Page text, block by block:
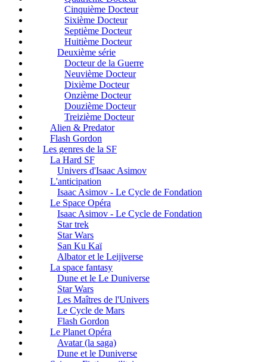
Cinquième Docteur
Sixième Docteur
Septième Docteur
Huitième Docteur
Deuxième série
Docteur de la Guerre
Neuvième Docteur
Dixième Docteur
Onzième Docteur
Douzième Docteur
Treizième Docteur
Alien & Predator
Flash Gordon
Les genres de la SF
La Hard SF
Univers d'Isaac Asimov
L'anticipation
Isaac Asimov - Le Cycle de Fondation
Le Space Opéra
Isaac Asimov - Le Cycle de Fondation
Star trek
Star Wars
San Ku Kaï
Albator et le Leijiverse
La space fantasy
Dune et le Le Duniverse
Star Wars
Les Maîtres de l'Univers
Le Cycle de Mars
Flash Gordon
Le Planet Opéra
Avatar (la saga)
Dune et le Duniverse